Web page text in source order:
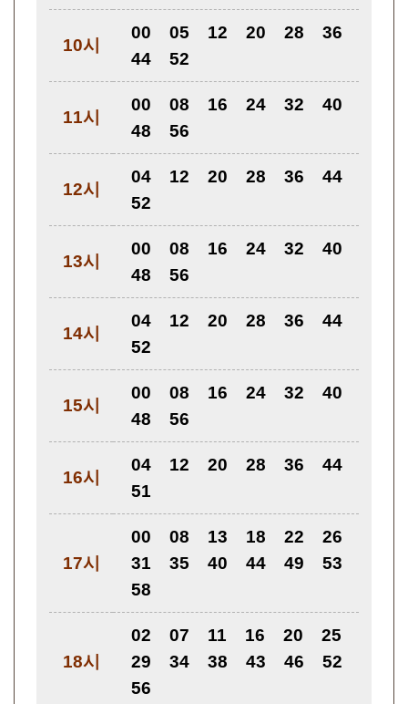
10시
00 05 12 20 28
36
44
52
11시
00 08 16 24 32
40
48
56
12시
04 12 20 28 36
44
52
13시
00 08 16 24 32
40
48
56
14시
04 12 20 28 36
44
52
15시
00 08 16 24 32
40
48
56
16시
04 12 20 28 36
44
51
17시
00 08 13 18 22
26
31
35 40 44 49
53
58
18시
02 07 11 16 20
25
29
34 38 43 46
52
56